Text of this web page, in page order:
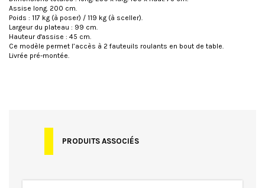
Assise long. 200 cm.
Poids : 117 kg (à poser) / 119 kg (à sceller).
Largeur du plateau : 99 cm.
Hauteur d'assise : 45 cm.
Ce modèle permet l’accès à 2 fauteuils roulants en bout de table.
Livrée pré-montée.
Pin
PRODUITS ASSOCIÉS